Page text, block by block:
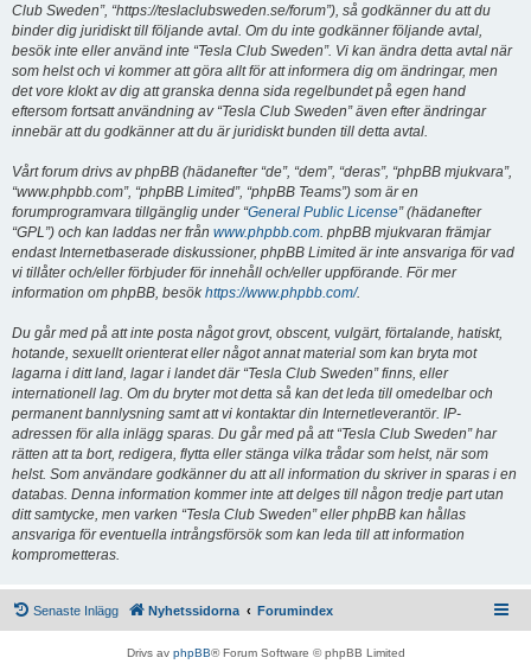
Club Sweden”, “https://teslaclubsweden.se/forum”), så godkänner du att du
binder dig juridiskt till följande avtal. Om du inte godkänner följande avtal,
besök inte eller använd inte “Tesla Club Sweden”. Vi kan ändra detta avtal när
som helst och vi kommer att göra allt för att informera dig om ändringar, men
det vore klokt av dig att granska denna sida regelbundet på egen hand
eftersom fortsatt användning av “Tesla Club Sweden” även efter ändringar
innebär att du godkänner att du är juridiskt bunden till detta avtal.
Vårt forum drivs av phpBB (hädanefter “de”, “dem”, “deras”, “phpBB mjukvara”,
“www.phpbb.com”, “phpBB Limited”, “phpBB Teams”) som är en
forumprogramvara tillgänglig under “General Public License” (hädanefter
“GPL”) och kan laddas ner från www.phpbb.com. phpBB mjukvaran främjar
endast Internetbaserade diskussioner, phpBB Limited är inte ansvariga för vad
vi tillåter och/eller förbjuder för innehåll och/eller uppförande. För mer
information om phpBB, besökhttps://www.phpbb.com/.
Du går med på att inte posta något grovt, obscent, vulgärt, förtalande, hatiskt,
hotande, sexuellt orienterat eller något annat material som kan bryta mot
lagarna i ditt land, lagar i landet där “Tesla Club Sweden” finns, eller
internationell lag. Om du bryter mot detta så kan det leda till omedelbar och
permanent bannlysning samt att vi kontaktar din Internetleverantör. IP-
adressen för alla inlägg sparas. Du går med på att “Tesla Club Sweden” har
rätten att ta bort, redigera, flytta eller stänga vilka trådar som helst, när som
helst. Som användare godkänner du att all information du skriver in sparas i en
databas. Denna information kommer inte att delges till någon tredje part utan
ditt samtycke, men varken “Tesla Club Sweden” eller phpBB kan hållas
ansvariga för eventuella intrångsförsök som kan leda till att information
komprometteras.
Senaste Inlägg Nyhetssidorna Forumindex
Drivs av phpBB® Forum Software © phpBB Limited